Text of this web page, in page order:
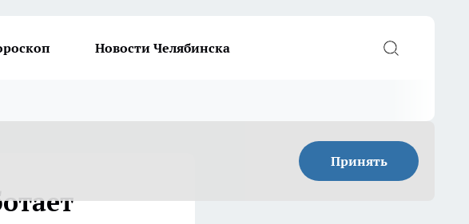
Новости Челябинска
Принять